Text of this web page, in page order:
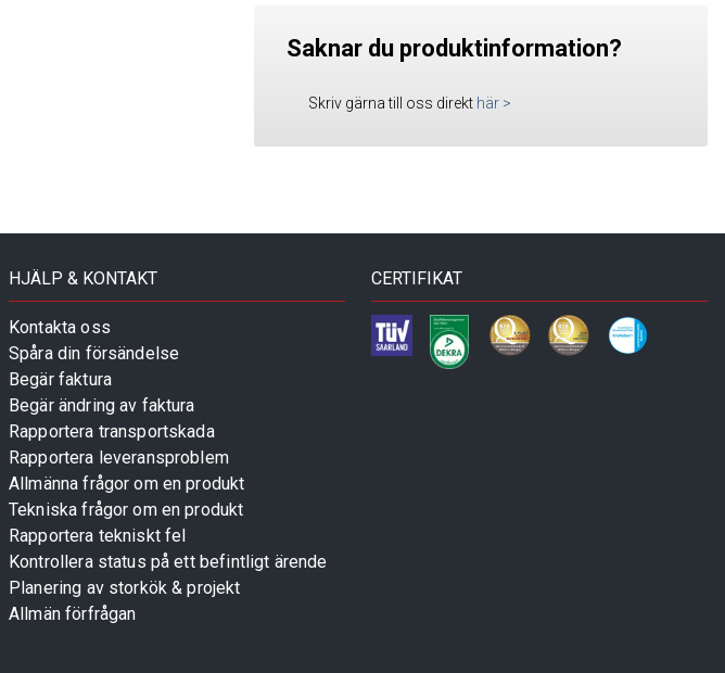
Saknar du produktinformation?
Skriv gärna till oss direkt här >
HJÄLP & KONTAKT
Kontakta oss
Spåra din försändelse
Begär faktura
Begär ändring av faktura
Rapportera transportskada
Rapportera leveransproblem
Allmänna frågor om en produkt
Tekniska frågor om en produkt
Rapportera tekniskt fel
Kontrollera status på ett befintligt ärende
Planering av storkök & projekt
Allmän förfrågan
CERTIFIKAT